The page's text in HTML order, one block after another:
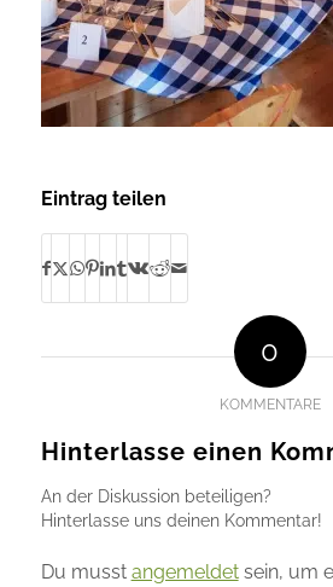
Eintrag teilen
0
KOMMENTARE
Hinterlasse einen
An der Diskussion beteiligen?
Hinterlasse uns deinen Kommentar!
Du musst angemeldetsein, um